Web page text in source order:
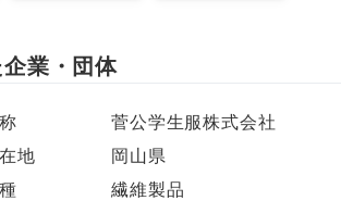
業・団体
菅公学生服株式会社
地
岡山県
繊維製品